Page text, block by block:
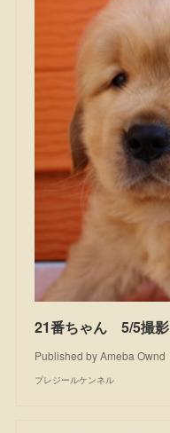
21番ちゃん 5/5撮影
Published by Ameba Ownd
プレジールケンネル